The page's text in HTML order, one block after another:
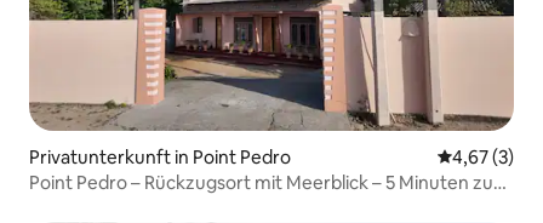
Privatunterkunft in Point Pedro
4,67 (3)
Point Pedro – Rückzugsort mit Meerblick – 5 Minuten zu